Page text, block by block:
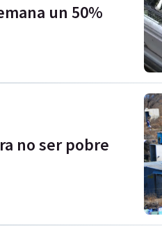
un 50%
no ser pobre